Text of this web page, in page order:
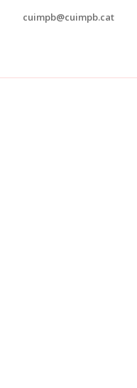
cuimpb@cuimpb.cat